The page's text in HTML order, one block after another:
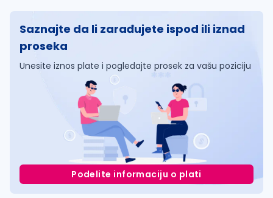
Saznajte da li zarađujete ispod ili iznad
proseka
Unesite iznos plate i pogledajte prosek za vašu poziciju
Podelite informaciju o plati